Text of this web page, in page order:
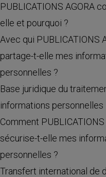
PUBLICATIONS AGORA
elle et pourquoi ?
Avec qui PUBLICATIONS
partage-t-elle mes
personnelles ?
Base juridique du
informations personnelles
Comment PUBLICATIONS
sécurise-t-elle mes
personnelles ?
Transfert international de